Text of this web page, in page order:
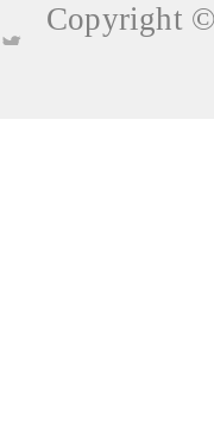
Copyright